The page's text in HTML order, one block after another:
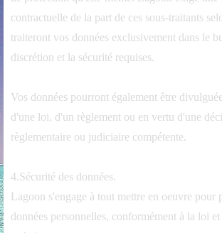
contractuelle de la part de ces sous-traitants
traiteront vos données exclusivement dans le
discrétion et la sécurité requises.
Vos données pourront également être
d'une loi, d'un règlement ou en vertu d'une
règlementaire ou judiciaire compétente.
4.Sécurité des données.
Lagoon s'engage à tout mettre en oeuvre pour
données personnelles, conformément à la loi